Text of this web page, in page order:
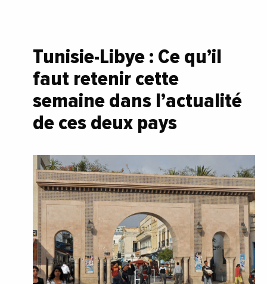
Tunisie-Libye : Ce qu’il
faut retenir cette
semaine dans l’actualité
de ces deux pays